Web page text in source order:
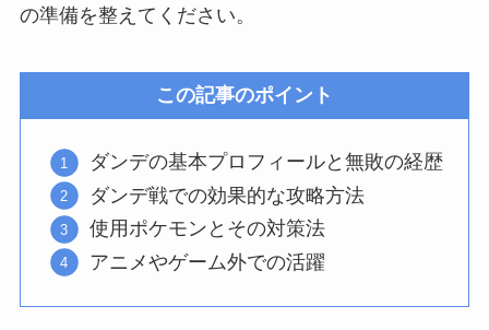
の準備を整えてください。
この記事のポイント
ダンデの基本プロフィールと無敗の経歴
ダンデ戦での効果的な攻略方法
使用ポケモンとその対策法
アニメやゲーム外での活躍